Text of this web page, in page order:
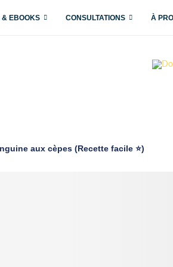
& EBOOKS CONSULTATIONS À
aux cèpes (Recette facile ⭐)